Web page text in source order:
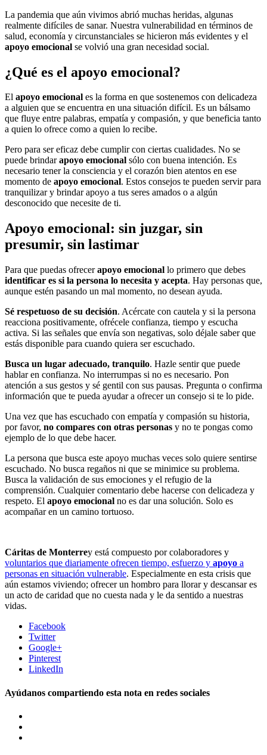
La pandemia que aún vivimos abrió muchas heridas, algunas
realmente difíciles de sanar. Nuestra vulnerabilidad en términos de
salud, economía y circunstanciales se hicieron más evidentes y el
apoyo emocional se volvió una gran necesidad social.
¿Qué es el apoyo emocional?
El apoyo emocional es la forma en que sostenemos con delicadeza
a alguien que se encuentra en una situación difícil. Es un bálsamo
que fluye entre palabras, empatía y compasión, y que beneficia tanto
a quien lo ofrece como a quien lo recibe.
Pero para ser eficaz debe cumplir con ciertas cualidades. No se
puede brindarapoyo emocional sólo con buena intención. Es
necesario tener la consciencia y el corazón bien atentos en ese
momento de apoyo emocional. Estos consejos te pueden servir para
tranquilizar y brindar apoyo a tus seres amados o a algún
desconocido que necesite de ti.
Apoyo emocional: sin juzgar, sin
presumir, sin lastimar
Para que puedas ofrecerapoyo emocional lo primero que debes
identificar es si la persona lo necesita y acepta. Hay personas que,
aunque estén pasando un mal momento, no desean ayuda.
Sé respetuoso de su decisión. Acércate con cautela y si la persona
reacciona positivamente, ofrécele confianza, tiempo y escucha
activa. Si las señales que envía son negativas, solo déjale saber que
estás disponible para cuando quiera ser escuchado.
Busca un lugar adecuado, tranquilo. Hazle sentir que puede
hablar en confianza. No interrumpas si no es necesario. Pon
atención a sus gestos y sé gentil con sus pausas. Pregunta o confirma
información que te pueda ayudar a ofrecer un consejo si te lo pide.
Una vez que has escuchado con empatía y compasión su historia,
por favor, no compares con otras personas y no te pongas como
ejemplo de lo que debe hacer.
La persona que busca este apoyo muchas veces solo quiere sentirse
escuchado. No busca regaños ni que se minimice su problema.
Busca la validación de sus emociones y el refugio de la
comprensión. Cualquier comentario debe hacerse con delicadeza y
respeto. El apoyo emocional no es dar una solución. Solo es
acompañar en un camino tortuoso.
Cáritas de Monterrey está compuesto por colaboradores y
voluntarios que diariamente ofrecen tiempo, esfuerzo y apoyo a
personas en situación vulnerable. Especialmente en esta crisis que
aún estamos viviendo; ofrecer un hombro para llorar y descansar es
un acto de caridad que no cuesta nada y le da sentido a nuestras
vidas.
Facebook
Twitter
Google+
Pinterest
LinkedIn
Ayúdanos compartiendo esta nota en redes sociales